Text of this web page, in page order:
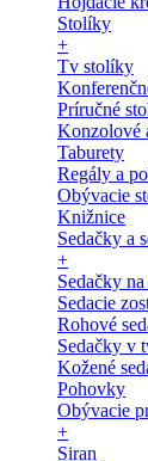
Stolíky
+
Tv stolíky
Príručné
Konzolové
Taburety
Regály a
Obývacie
Knižnice
Sedačky a
+
Sedačky
Sedacie
Rohové
Sedačky v
Kožené
Pohovky
Obývacie
+
Siran